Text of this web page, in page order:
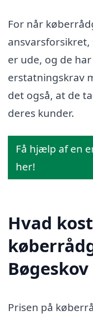
For når
ansvarsforsikret,
er ude, og de
erstatningskrav
det også, at de
deres kunder.
Få hjælp af en
her!
Hvad
Bøgeskov
Prisen på